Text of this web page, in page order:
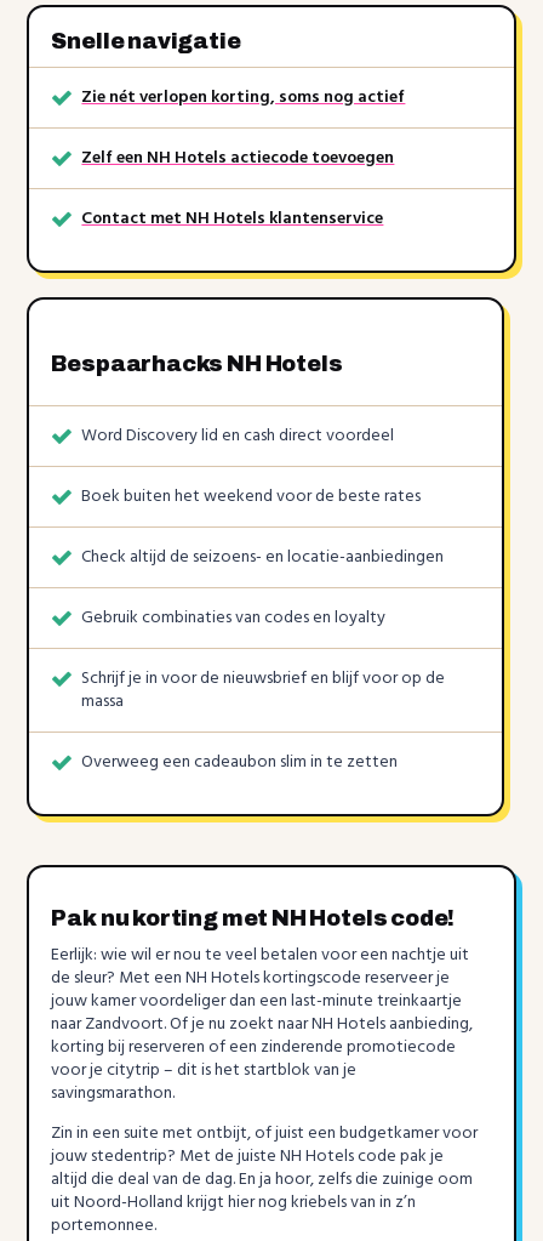
Snelle navigatie
Zie nét verlopen korting, soms nog actief
Zelf een NH Hotels actiecode toevoegen
Contact met NH Hotels klantenservice
Bespaarhacks NH Hotels
Word Discovery lid en cash direct voordeel
Boek buiten het weekend voor de beste rates
Check altijd de seizoens- en locatie-aanbiedingen
Gebruik combinaties van codes en loyalty
Schrijf je in voor de nieuwsbrief en blijf voor op de
massa
Overweeg een cadeaubon slim in te zetten
Pak nu korting met NH Hotels code!
Eerlijk: wie wil er nou te veel betalen voor een nachtje uit
de sleur? Met een NH Hotels kortingscode reserveer je
jouw kamer voordeliger dan een last-minute treinkaartje
naar Zandvoort. Of je nu zoekt naar NH Hotels aanbieding,
korting bij reserveren of een zinderende promotiecode
voor je citytrip – dit is het startblok van je
savingsmarathon.
Zin in een suite met ontbijt, of juist een budgetkamer voor
jouw stedentrip? Met de juiste NH Hotels code pak je
altijd die deal van de dag. En ja hoor, zelfs die zuinige oom
uit Noord-Holland krijgt hier nog kriebels van in z’n
portemonnee.